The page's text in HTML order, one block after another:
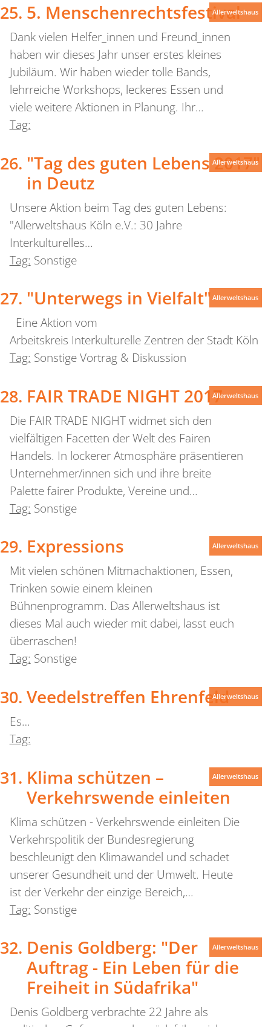
5. Menschenrechtsfestival
Dank vielen Helfer_innen und Freund_innen
haben wir dieses Jahr unser erstes kleines
Jubiläum. Wir haben wieder tolle Bands,
lehrreiche Workshops, leckeres Essen und
viele weitere Aktionen in Planung. Ihr…
Tag:
Allerweltshaus
"Tag des guten Lebens 2017"
in Deutz
Unsere Aktion beim Tag des guten Lebens:
"Allerweltshaus Köln e.V.: 30 Jahre
Interkulturelles…
Tag: Sonstige
Allerweltshaus
"Unterwegs in Vielfalt"
Eine Aktion vom
Arbeitskreis Interkulturelle Zentren der Stadt Köln
Tag: Sonstige Vortrag & Diskussion
Allerweltshaus
FAIR TRADE NIGHT 2017
Die FAIR TRADE NIGHT widmet sich den
vielfältigen Facetten der Welt des Fairen
Handels. In lockerer Atmosphäre präsentieren
Unternehmer/innen sich und ihre breite
Palette fairer Produkte, Vereine und…
Tag: Sonstige
Allerweltshaus
Expressions
Mit vielen schönen Mitmachaktionen, Essen,
Trinken sowie einem kleinen
Bühnenprogramm. Das Allerweltshaus ist
dieses Mal auch wieder mit dabei, lasst euch
überraschen!
Tag: Sonstige
Allerweltshaus
Veedelstreffen Ehrenfeld
Es…
Tag:
Allerweltshaus
Klima schützen –
Verkehrswende einleiten
Klima schützen - Verkehrswende einleiten Die
Verkehrspolitik der Bundesregierung
beschleunigt den Klimawandel und schadet
unserer Gesundheit und der Umwelt. Heute
ist der Verkehr der einzige Bereich,…
Tag: Sonstige
Allerweltshaus
Denis Goldberg: "Der
Auftrag - Ein Leben für die
Freiheit in Südafrika"
Denis Goldberg verbrachte 22 Jahre als
Allerweltshaus